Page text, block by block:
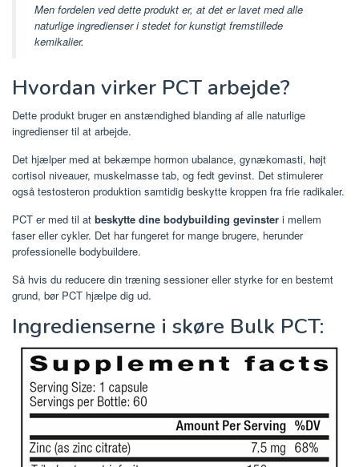
Men fordelen ved dette produkt er, at det er lavet med alle
naturlige ingredienser i stedet for kunstigt fremstillede
kemikalier.
Hvordan virker PCT arbejde?
Dette produkt bruger en anstændighed blanding af alle naturlige
ingredienser til at arbejde.
Det hjælper med at bekæmpe hormon ubalance, gynækomasti, højt
cortisol niveauer, muskelmasse tab, og fedt gevinst. Det stimulerer
også testosteron produktion samtidig beskytte kroppen fra frie radikaler.
PCT er med til at beskytte dine bodybuilding gevinster i mellem
faser eller cykler. Det har fungeret for mange brugere, herunder
professionelle bodybuildere.
Så hvis du reducere din træning sessioner eller styrke for en bestemt
grund, bør PCT hjælpe dig ud.
Ingredienserne i skøre Bulk PCT: